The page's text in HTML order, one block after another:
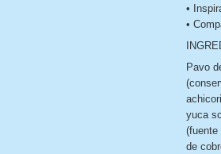
•
•
Pavo
yuca
(fuente
de